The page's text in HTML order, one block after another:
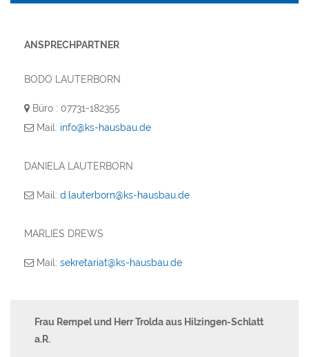
ANSPRECHPARTNER
BODO LAUTERBORN
Büro : 07731-182355
Mail: info@ks-hausbau.de
DANIELA LAUTERBORN
Mail: d.lauterborn@ks-hausbau.de
MARLIES DREWS
Mail: sekretariat@ks-hausbau.de
Frau Rempel und Herr Trolda aus Hilzingen-Schlatt
a.R.